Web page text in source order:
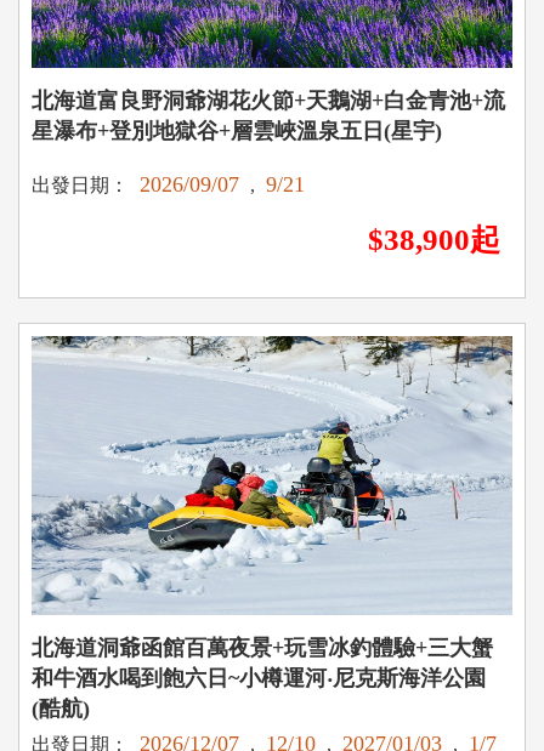
北海道富良野洞爺湖花火節+天鵝湖+白金青池+流
星瀑布+登別地獄谷+層雲峽溫泉五日(星宇)
出發日期： 2026/09/07 , 9/21
$38,900起
北海道洞爺函館百萬夜景+玩雪冰釣體驗+三大蟹
和牛酒水喝到飽六日~小樽運河‧尼克斯海洋公園
(酷航)
出發日期： 2026/12/07 , 12/10 , 2027/01/03 , 1/7